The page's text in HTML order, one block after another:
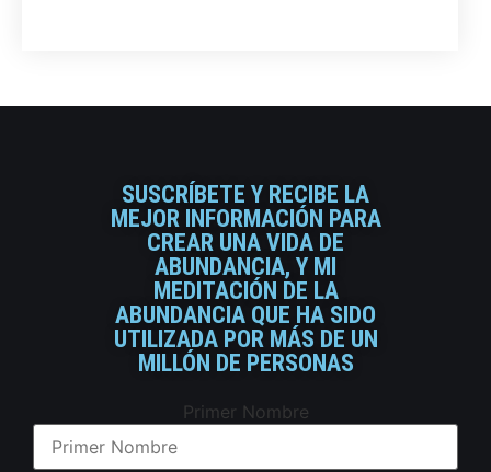
SUSCRÍBETE Y RECIBE LA
MEJOR INFORMACIÓN PARA
CREAR UNA VIDA DE
ABUNDANCIA, Y MI
MEDITACIÓN DE LA
ABUNDANCIA QUE HA SIDO
UTILIZADA POR MÁS DE UN
MILLÓN DE PERSONAS
Primer Nombre